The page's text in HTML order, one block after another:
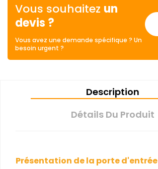
Vous souhaitez un
devis ?
Vous avez une demande spécifique ? Un
besoin urgent ?
Description
Détails Du Produit
Présentation de la porte d'entrée